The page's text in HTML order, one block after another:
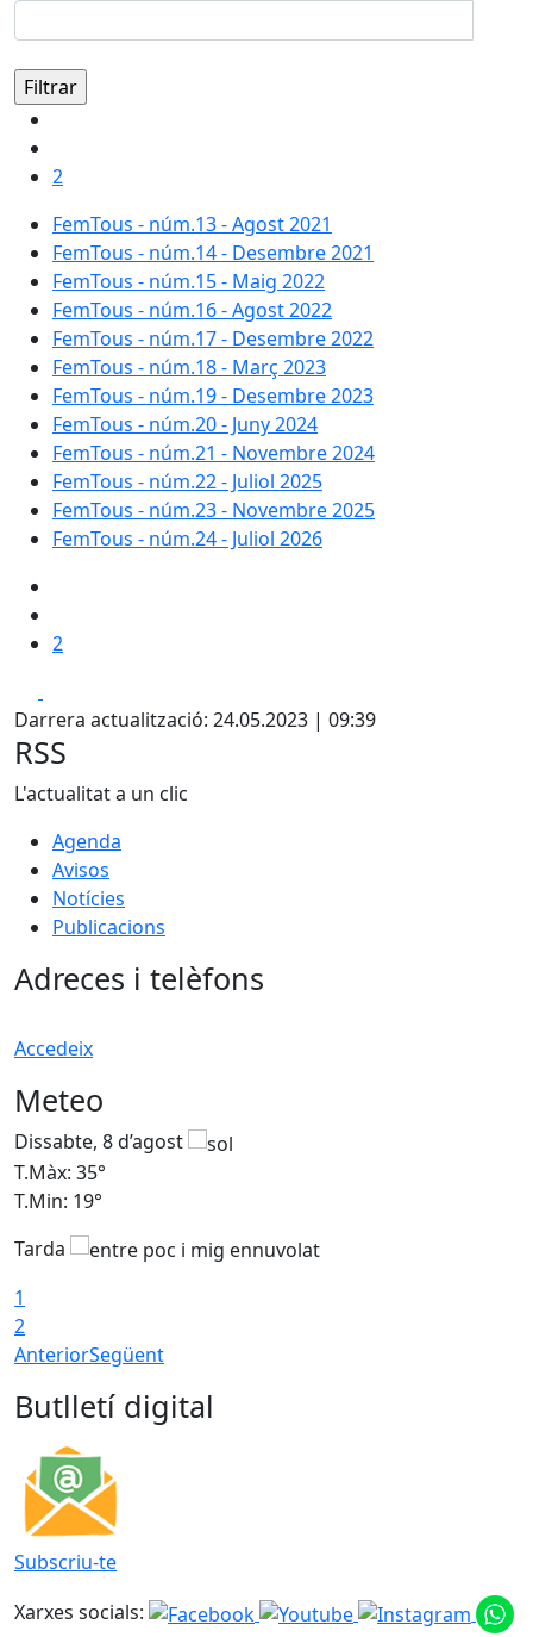
2
FemTous - núm.13 - Agost 2021
FemTous - núm.14 - Desembre 2021
FemTous - núm.15 - Maig 2022
FemTous - núm.16 - Agost 2022
FemTous - núm.17 - Desembre 2022
FemTous - núm.18 - Març 2023
FemTous - núm.19 - Desembre 2023
FemTous - núm.20 - Juny 2024
FemTous - núm.21 - Novembre 2024
FemTous - núm.22 - Juliol 2025
FemTous - núm.23 - Novembre 2025
FemTous - núm.24 - Juliol 2026
2
Darrera actualització: 24.05.2023 | 09:39
RSS
L'actualitat a un clic
Agenda
Avisos
Notícies
Publicacions
Adreces i telèfons
Accedeix
Meteo
Dissabte, 8 d’agost
T.Màx: 35°
T.Min: 19°
Tarda
1
2
AnteriorSegüent
Butlletí digital
Subscriu-te
Xarxes socials: